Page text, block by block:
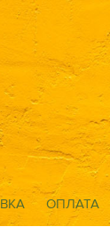
ОПЛАТА